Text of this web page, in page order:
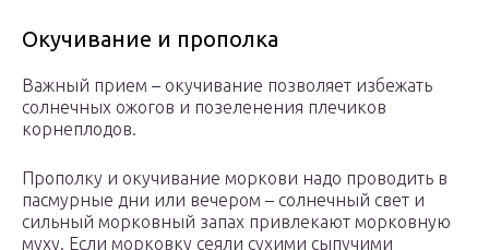
Окучивание и прополка
Важный прием – окучивание позволяет избежать
солнечных ожогов и позеленения плечиков
корнеплодов.
Прополку и окучивание моркови надо проводить в
пасмурные дни или вечером – солнечный свет и
сильный морковный запах привлекают морковную
муху. Если морковку сеяли сухими сыпучими